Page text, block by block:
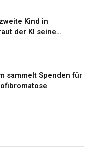
Kind in
der KI seine
sammelt Spenden für